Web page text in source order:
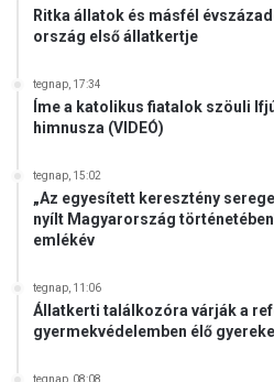
Ritka állatok és másfél
ország első állatkertje
tegnap, 17:34
Íme a katolikus fiatalok szöuli
himnusza (VIDEÓ)
tegnap, 15:02
„Az egyesített keresztény
nyílt Magyarország
emlékév
tegnap, 11:06
Állatkerti találkozóra várják a
gyermekvédelemben élő
tegnap, 08:08